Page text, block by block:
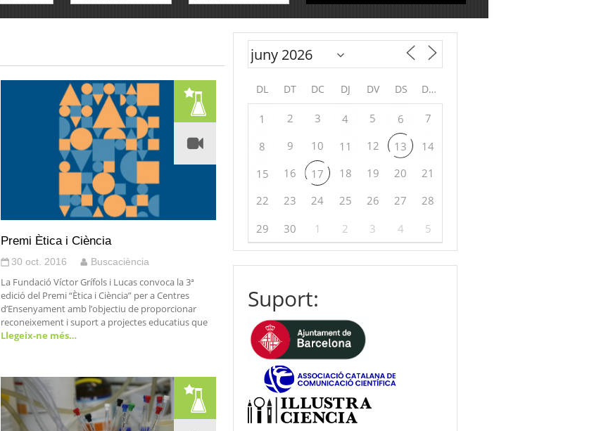
Premi Ètica i Ciència
30 oct. 2016 Buscaciència
La Fundació Víctor Grífols i Lucas convoca la 3ª
edició del Premi “Ètica i Ciència” per a Centres
d’Ensenyament amb l’objectiu de proporcionar
reconeixement i suport a projectes educatius que
Llegeix-ne més…
DL DT DC DJ DV DS DG
1 2 3 4 5 6 7
8 9 10 11 12 13
14
15
16 17 18 19 20
21
22
23 24 25 26 27
28
29
30 1 2 3 4 5
Suport: